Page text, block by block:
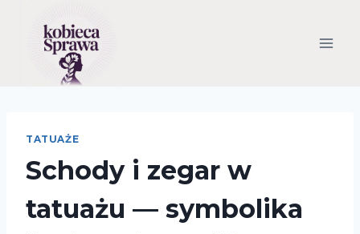
TATUAŻE
Schody i zegar w
tatuażu — symbolika